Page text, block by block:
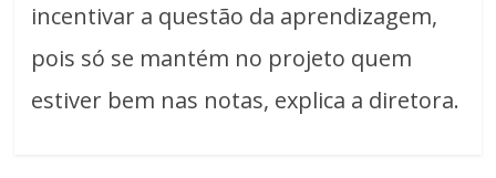
incentivar a questão da aprendizagem,
pois só se mantém no projeto quem
estiver bem nas notas, explica a diretora.